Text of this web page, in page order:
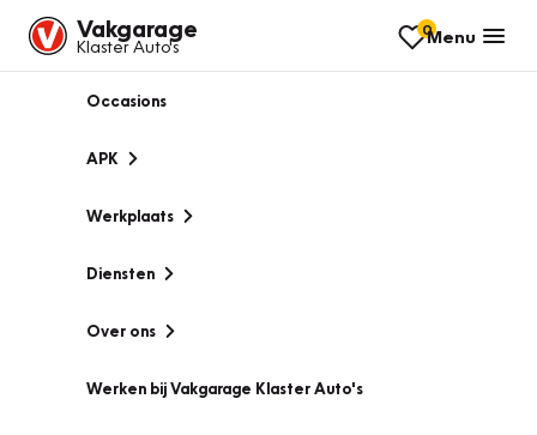
Vakgarage
Klaster Auto's
0Menu
Occasions
APK
Werkplaats
Diensten
Over ons
Werken bij Vakgarage Klaster Auto's